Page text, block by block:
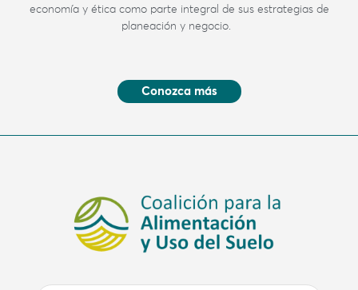
economía y ética como parte integral de sus estrategias de
planeación y negocio.
Conozca más